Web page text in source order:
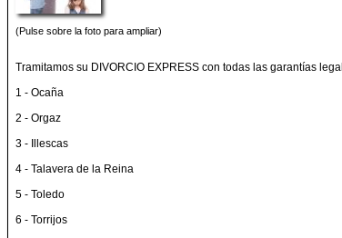
(Pulse sobre la foto para ampliar)
Tramitamos su DIVORCIO EXPRESS con todas las garantías
1 - Ocaña
2 - Orgaz
3 - Illescas
4 - Talavera de la Reina
5 - Toledo
6 - Torrijos